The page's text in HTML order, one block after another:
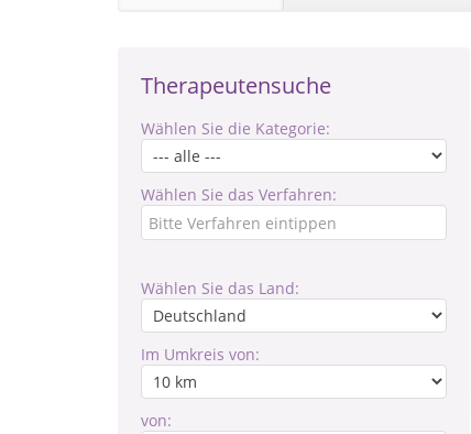
Therapeutensuche
Wählen Sie die Kategorie:
Wählen Sie das Verfahren:
Wählen Sie das Land:
Im Umkreis von:
von: